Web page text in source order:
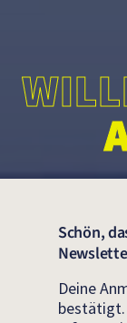
Schön,
Deine
bestätigt.